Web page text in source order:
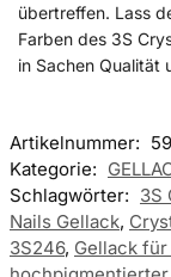
übertreffen. Lass
Farben des 3S
in Sachen Qualität
Artikelnummer:
Kategorie:
Schlagwörter: 3S
Nails Gellack,
3S246, Gellack